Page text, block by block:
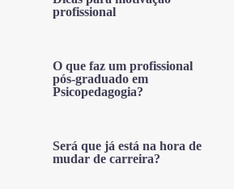
profissional
O que faz um profissional
pós-graduado em
Psicopedagogia?
Será que já está na hora de
mudar de carreira?